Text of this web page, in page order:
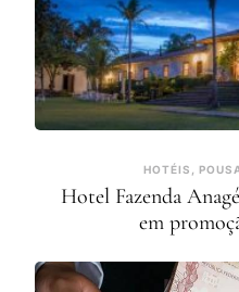
HOTÉIS,
Hotel Fazenda
em